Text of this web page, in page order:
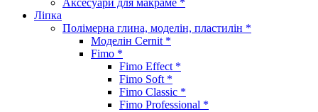
Ліпка
Полімерна глина, моделін, пластилін *
Моделін Cernit *
Fimo *
Fimo Effect *
Fimo Soft *
Fimo Classic *
Fimo Professional *